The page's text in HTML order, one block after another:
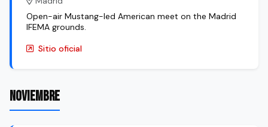
Open-air Mustang-led American meet on the Madrid
IFEMA grounds.
Sitio oficial
NOVIEMBRE